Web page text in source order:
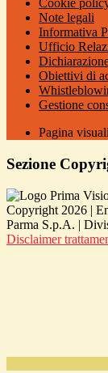
Cookie
Note legali
Informativa
Ufficio
Obiettivi di
Gestione
Pagina
Sezione
Copyright 2026 |
Parma S.p.A. |
Disclaimer